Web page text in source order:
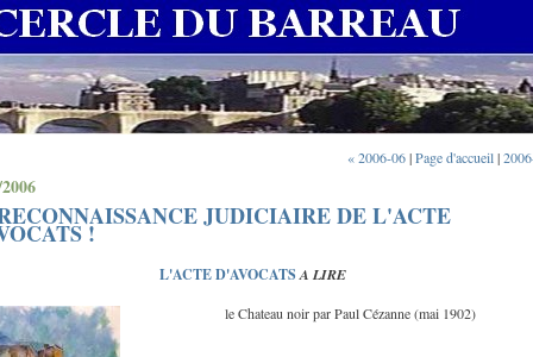
« 2006-06|Page d'accueil|
JUDICIAIRE DE L'ACTE
!
L'ACTE D'AVOCATS A LIRE
le Chateau noir par Paul Cézanne (mai 1902)